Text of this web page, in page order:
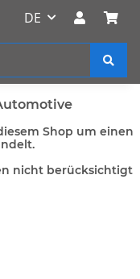
DE
Shop um einen
nicht berücksichtigt